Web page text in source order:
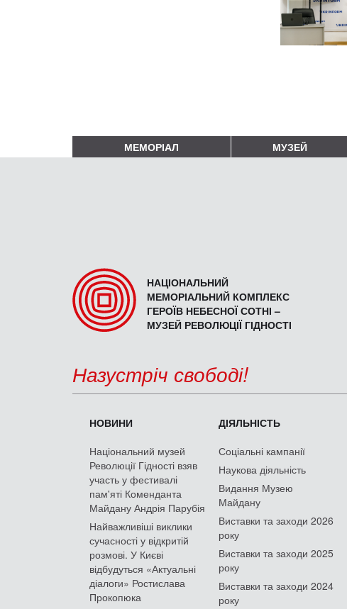
МЕМОРІАЛ МУЗЕЙ
НАЦІОНАЛЬНИЙ
МЕМОРІАЛЬНИЙ КОМПЛЕКС
ГЕРОЇВ НЕБЕСНОЇ СОТНІ –
МУЗЕЙ РЕВОЛЮЦІЇ ГІДНОСТІ
Назустріч свободі!
НОВИНИ
Національний музей
Революції Гідності взяв
участь у фестивалі
пам'яті Коменданта
Майдану Андрія Парубія
Найважливіші виклики
сучасності у відкритій
розмові. У Києві
відбудуться «Актуальні
діалоги» Ростислава
Прокопюка
ДІЯЛЬНІСТЬ
Соціальні кампанії
Наукова діяльність
Видання Музею
Майдану
Виставки та заходи 2026
року
Виставки та заходи 2025
року
Виставки та заходи 2024
року